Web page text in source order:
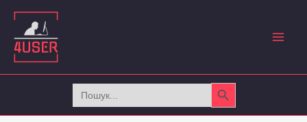
Перейти
вмісту
Search
for:
Search Button